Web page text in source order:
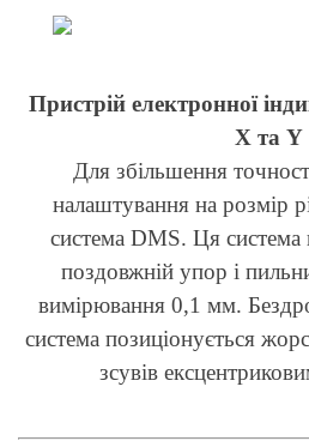
Пристрій електронної
X та Y
Для збільшення
налаштування на розмір
система DMS. Ця система
поздовжній упор і
вимірювання 0,1 мм.
система позиціонується
зсувів